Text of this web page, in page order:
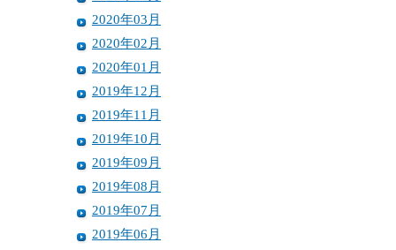
2020年03月
2020年02月
2020年01月
2019年12月
2019年11月
2019年10月
2019年09月
2019年08月
2019年07月
2019年06月